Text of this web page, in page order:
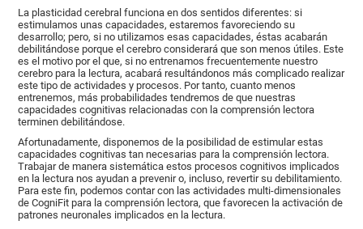
La plasticidad cerebral funciona en dos sentidos diferentes: si
estimulamos unas capacidades, estaremos favoreciendo su
desarrollo; pero, si no utilizamos esas capacidades, éstas acabarán
debilitándose porque el cerebro considerará que son menos útiles. Este
es el motivo por el que, si no entrenamos frecuentemente nuestro
cerebro para la lectura, acabará resultándonos más complicado realizar
este tipo de actividades y procesos. Por tanto, cuanto menos
entrenemos, más probabilidades tendremos de que nuestras
capacidades cognitivas relacionadas con la comprensión lectora
terminen debilitándose.
Afortunadamente, disponemos de la posibilidad de estimular estas
capacidades cognitivas tan necesarias para la comprensión lectora.
Trabajar de manera sistemática estos procesos cognitivos implicados
en la lectura nos ayudan a prevenir o, incluso, revertir su debilitamiento.
Para este fin, podemos contar con las actividades multi-dimensionales
de CogniFit para la comprensión lectora, que favorecen la activación de
patrones neuronales implicados en la lectura.